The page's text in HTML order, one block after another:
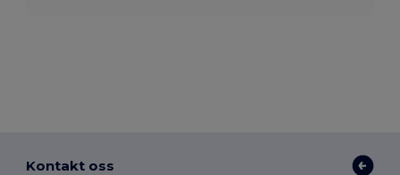
Kontakt oss